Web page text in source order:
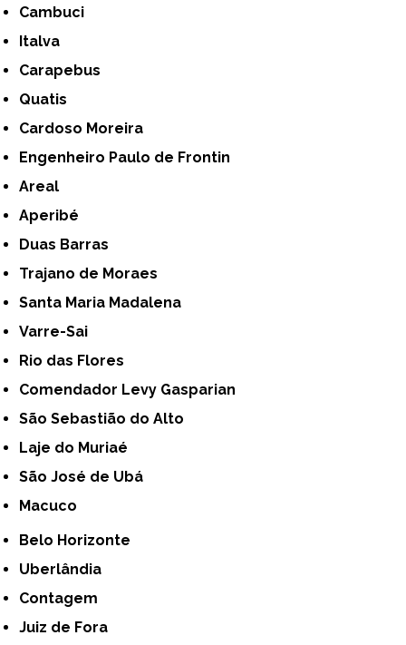
Cambuci
Italva
Carapebus
Quatis
Cardoso Moreira
Engenheiro Paulo de Frontin
Areal
Aperibé
Duas Barras
Trajano de Moraes
Santa Maria Madalena
Varre-Sai
Rio das Flores
Comendador Levy Gasparian
São Sebastião do Alto
Laje do Muriaé
São José de Ubá
Macuco
Belo Horizonte
Uberlândia
Contagem
Juiz de Fora